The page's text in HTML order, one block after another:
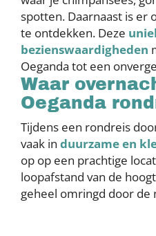
spotten. Daarnaast is er
te ontdekken. Deze
bezienswaardigheden
Oeganda tot een
Waar
Oeganda
Tijdens een rondreis
vaak in duurzame en
op op een prachtige
loopafstand van de
geheel omringd door de